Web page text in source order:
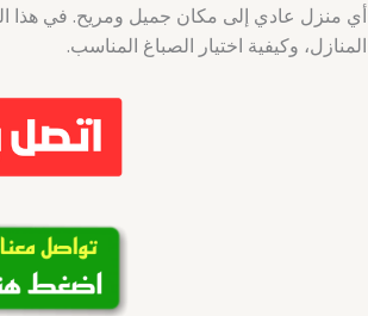
أي منزل عادي إلى مكان جميل ومريح. في هذا
المنازل، وكيفية اختيار الصباغ المناسب.